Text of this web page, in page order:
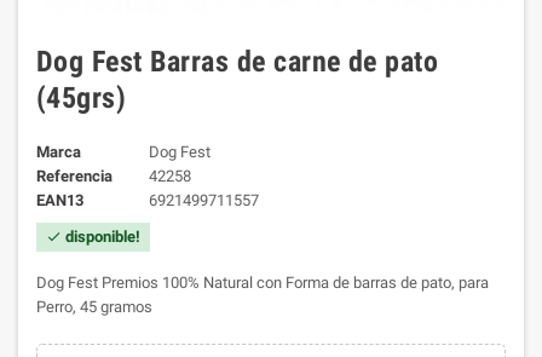
Dog Fest Barras de carne de pato
(45grs)
Marca
Dog Fest
Referencia
42258
EAN13
6921499711557
check disponible!
Dog Fest Premios 100% Natural con Forma de barras de pato, para
Perro, 45 gramos